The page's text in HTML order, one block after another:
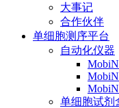
大事记
合作伙伴
单细胞测序平台
自动化仪器
单细胞试剂